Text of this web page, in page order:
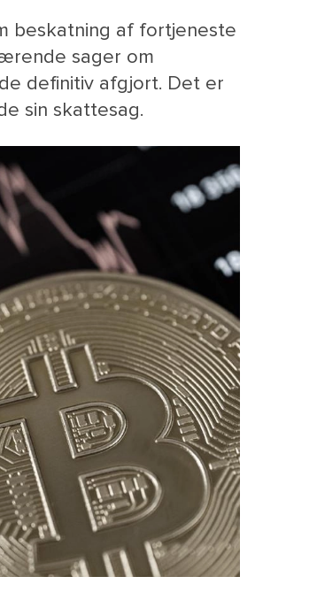
beskatning af fortjeneste
sager om
definitiv afgjort. Det er
sin skattesag.